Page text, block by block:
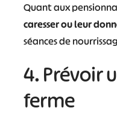
Quant aux
caresser ou leur
séances de
4. Prévoir
ferme